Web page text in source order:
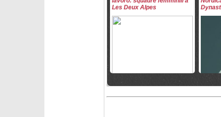
Les Deux Alpes
azzurre qualificate
di